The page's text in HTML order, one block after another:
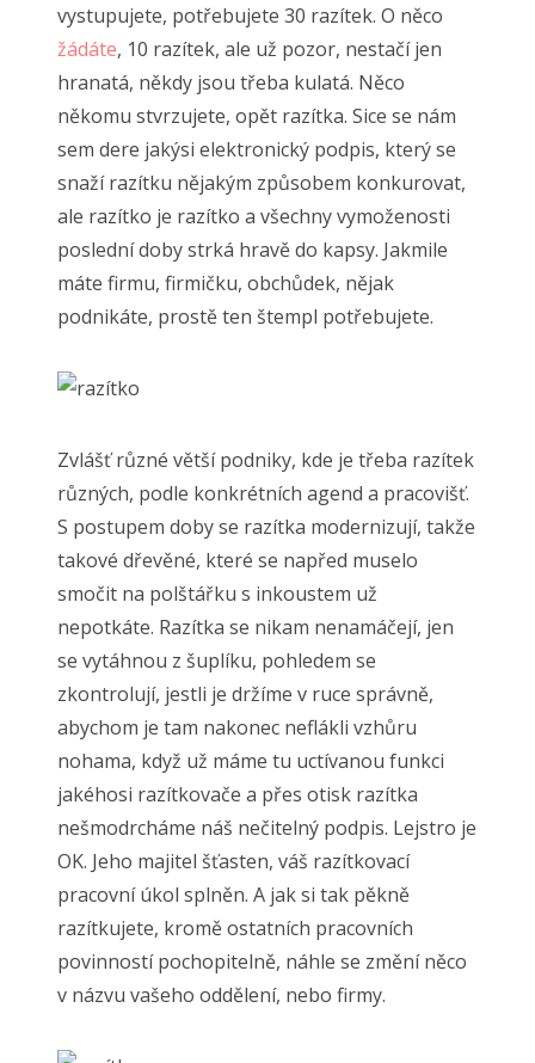
vystupujete, potřebujete 30 razítek. O něco
žádáte, 10 razítek, ale už pozor, nestačí jen
hranatá, někdy jsou třeba kulatá. Něco
někomu stvrzujete, opět razítka. Sice se nám
sem dere jakýsi elektronický podpis, který se
snaží razítku nějakým způsobem konkurovat,
ale razítko je razítko a všechny vymoženosti
poslední doby strká hravě do kapsy. Jakmile
máte firmu, firmičku, obchůdek, nějak
podnikáte, prostě ten štempl potřebujete.
Zvlášť různé větší podniky, kde je třeba razítek
různých, podle konkrétních agend a pracovišť.
S postupem doby se razítka modernizují, takže
takové dřevěné, které se napřed muselo
smočit na polštářku s inkoustem už
nepotkáte. Razítka se nikam nenamáčejí, jen
se vytáhnou z šuplíku, pohledem se
zkontrolují, jestli je držíme v ruce správně,
abychom je tam nakonec neflákli vzhůru
nohama, když už máme tu uctívanou funkci
jakéhosi razítkovače a přes otisk razítka
nešmodrcháme náš nečitelný podpis. Lejstro je
OK. Jeho majitel šťasten, váš razítkovací
pracovní úkol splněn. A jak si tak pěkně
razítkujete, kromě ostatních pracovních
povinností pochopitelně, náhle se změní něco
v názvu vašeho oddělení, nebo firmy.